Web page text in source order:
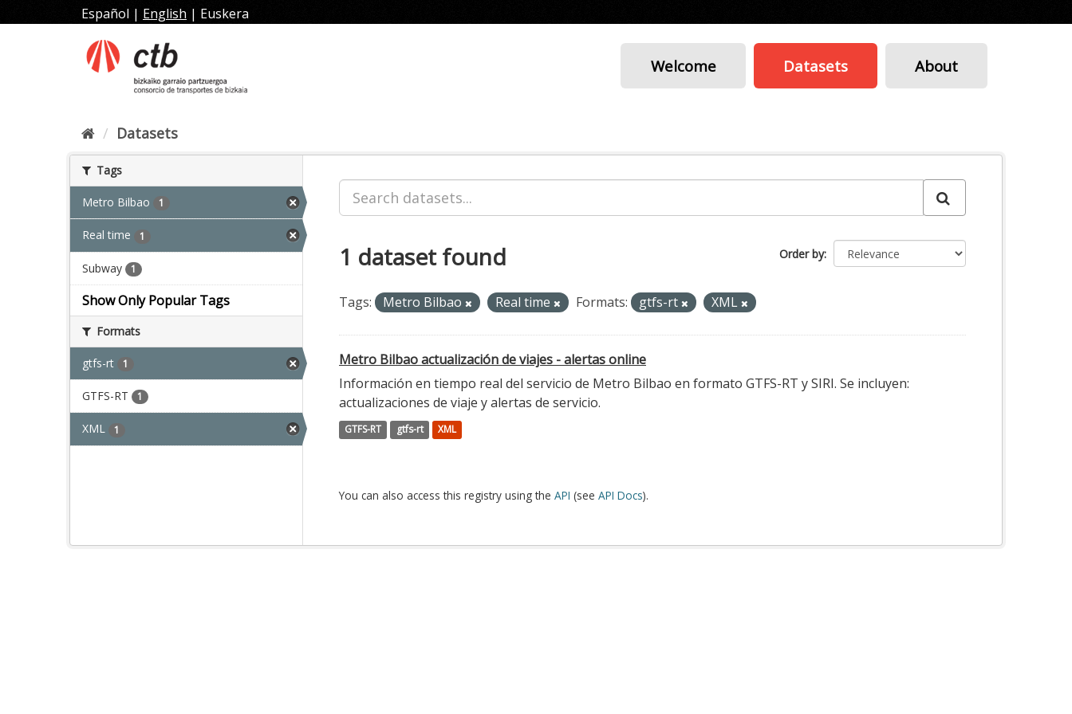
to
Español | English | Euskera
Welcome Datasets About
Datasets
Tags
Metro Bilbao 1
Real time 1
Subway 1
Show Only Popular Tags
Formats
gtfs-rt 1
GTFS-RT 1
XML 1
Order by
1 dataset found
Tags: Metro Bilbao Real time Formats: gtfs-rt XML
Metro Bilbao actualización de viajes - alertas online
Información en tiempo real del servicio de Metro Bilbao en formato GTFS-RT y SIRI. Se incluyen:
actualizaciones de viaje y alertas de servicio.
GTFS-RT gtfs-rt XML
You can also access this registry using the API (see API Docs).